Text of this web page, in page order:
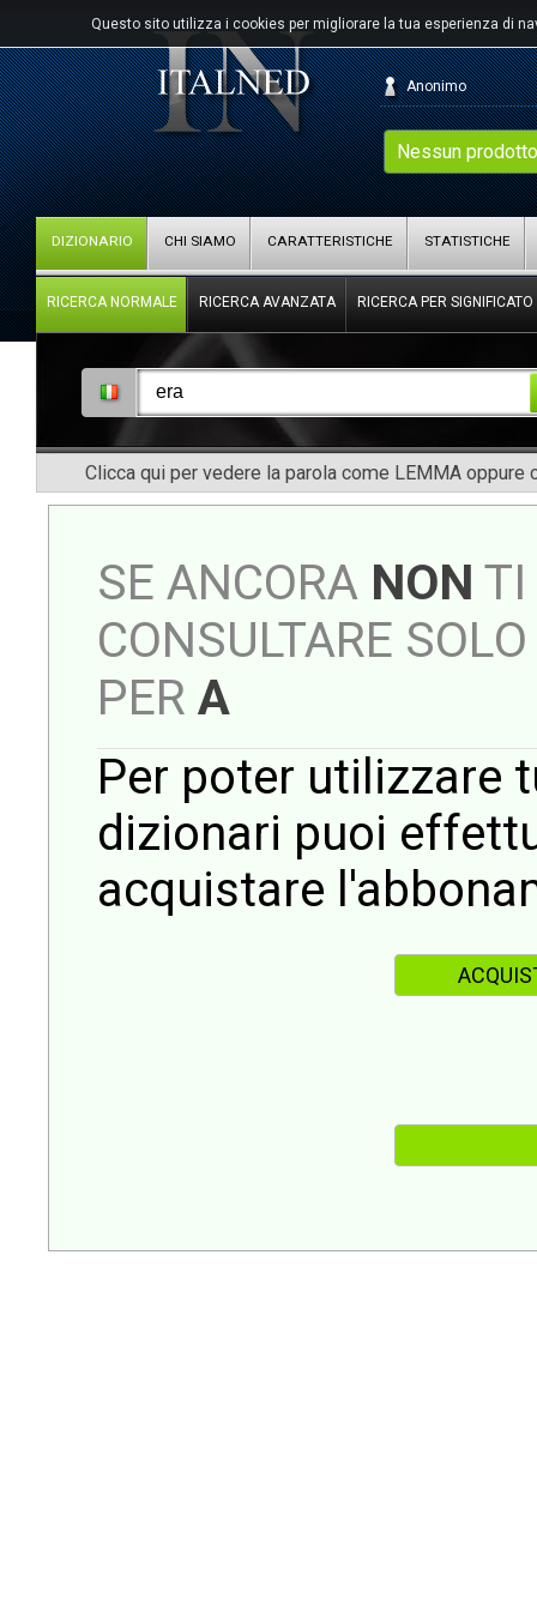
Questo sito utilizza i cookies per migliorare la tua esperienza di
Nessun
Anonimo
DIZIONARIO CHI SIAMO CARATTERISTICHE STATISTICHE
RICERCA NORMALE RICERCA AVANZATA RICERCA PER SIGNIFICATO
Clicca qui per vedere la parola come LEMMA oppure
SE ANCORA NON TI
CONSULTARE
PER A
Per poter utilizzare
dizionari puoi
acquistare